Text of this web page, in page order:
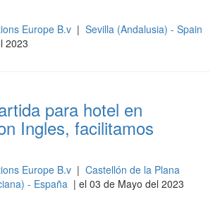
Europe B.v | Sevilla (Andalusia) - Spain
2023
para hotel en
Ingles, facilitamos
Europe B.v | Castellón de la Plana
- España | el 03 de Mayo del 2023